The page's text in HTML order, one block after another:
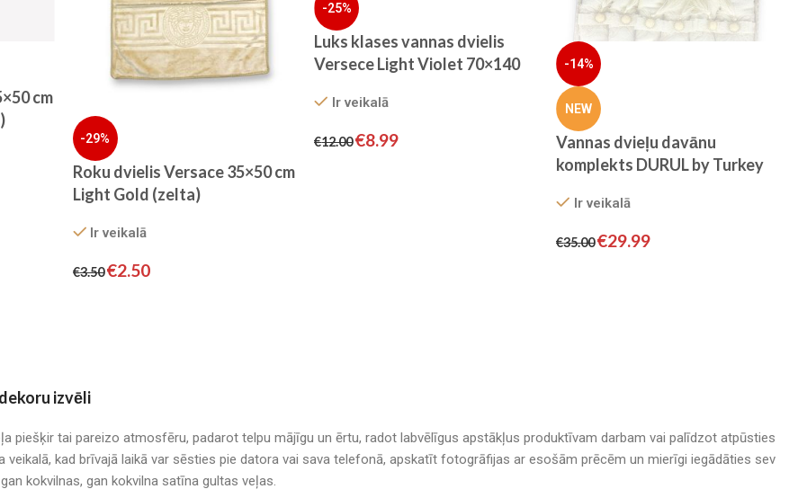
cm
-29%
Roku dvielis Versace 35×50 cm
Light Gold (zelta)
Ir veikalā
€3.50 €2.50
-25%
Luks klases vannas dvielis
Versece Light Violet 70×140
Ir veikalā
€12.00€8.99
-14%
NEW
Vannas dvieļu davānu
komplekts DURUL by Turkey
Ir veikalā
€35.00€29.99
izvēli
piešķir tai pareizo atmosfēru, padarot telpu mājīgu un ērtu, radot labvēlīgus apstākļus produktīvam darbam vai palīdzot atpūsties
kad brīvajā laikā var sēsties pie datora vai sava telefonā, apskatīt fotogrāfijas ar esošām prēcēm un mierīgi iegādāties sev
kokvilnas, gan kokvilna satīna gultas veļas.